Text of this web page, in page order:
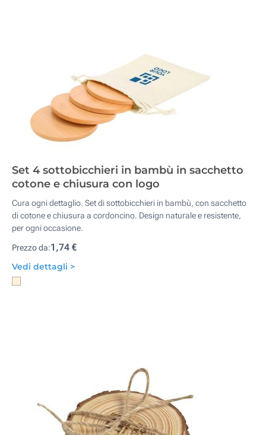
Set 4 sottobicchieri in bambù in sacchetto
cotone e chiusura con logo
Cura ogni dettaglio. Set di sottobicchieri in bambù, con sacchetto
di cotone e chiusura a cordoncino. Design naturale e resistente,
per ogni occasione.
Prezzo da:1,74 €
Vedi dettagli >